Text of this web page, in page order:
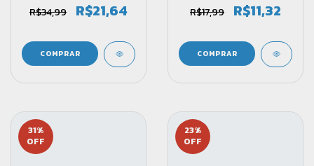
R$34,99
R$21,64
R$17,99
R$11,32
31%
OFF
23%
OFF